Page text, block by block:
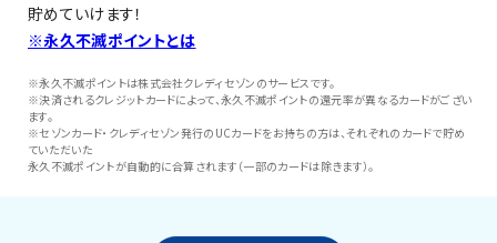
貯めていけます！
※永久不滅ポイントとは
※永久不滅ポイントは株式会社クレディセゾンのサービスです。
※決済されるクレジットカードによって、永久不滅ポイントの還元率が異なるカードがござい
ます。
※セゾンカード・クレディセゾン発行のUCカードをお持ちの方は、それぞれのカードで貯め
ていただいた
永久不滅ポイントが自動的に合算されます（一部のカードは除きます）。